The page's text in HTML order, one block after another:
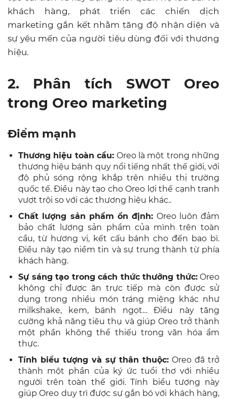
khách hàng, phát triển các chiến dịch
marketing gắn kết nhằm tăng độ nhận diện và
sự yêu mến của người tiêu dùng đối với thương
hiệu.
2. Phân tích SWOT Oreo
trong Oreo marketing
Điểm mạnh
Thương hiệu toàn cầu: Oreo là một trong những
thương hiệu bánh quy nổi tiếng nhất thế giới, với
độ phủ sóng rộng khắp trên nhiều thị trường
quốc tế. Điều này tạo cho Oreo lợi thế cạnh tranh
vượt trội so với các thương hiệu khác..
Chất lượng sản phẩm ổn định: Oreo luôn đảm
bảo chất lượng sản phẩm của mình trên toàn
cầu, từ hương vị, kết cấu bánh cho đến bao bì.
Điều này tạo niềm tin và sự trung thành từ phía
khách hàng.
Sự sáng tạo trong cách thức thưởng thức:Oreo
không chỉ được ăn trực tiếp mà còn được sử
dụng trong nhiều món tráng miệng khác như
milkshake, kem, bánh ngọt… Điều này tăng
cường khả năng tiêu thụ và giúp Oreo trở thành
một phần không thể thiếu trong văn hóa ẩm
thực.
Tính biểu tượng và sự thân thuộc: Oreo đã trở
thành một phần của ký ức tuổi thơ với nhiều
người trên toàn thế giới. Tính biểu tượng này
giúp Oreo duy trì được sự gắn bó với khách hàng,